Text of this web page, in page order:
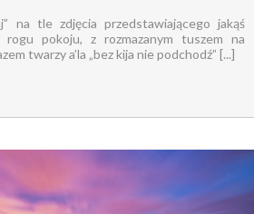
na tle zdjęcia przedstawiającego jakąś
pokoju, z rozmazanym tuszem na
twarzy a’la „bez kija nie podchodź” [...]